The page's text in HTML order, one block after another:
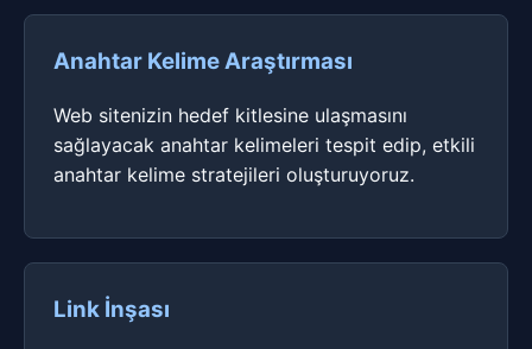
Anahtar Kelime Araştırması
Web sitenizin hedef kitlesine ulaşmasını
sağlayacak anahtar kelimeleri tespit edip, etkili
anahtar kelime stratejileri oluşturuyoruz.
Link İnşası